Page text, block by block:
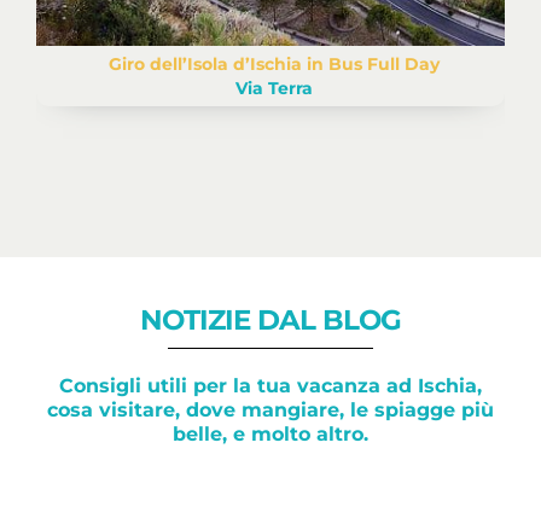
Giro dell’Isola d’Ischia in Bus Full Day
Via Terra
NOTIZIE DAL BLOG
Consigli utili per la tua vacanza ad Ischia,
cosa visitare, dove mangiare, le spiagge più
belle, e molto altro.